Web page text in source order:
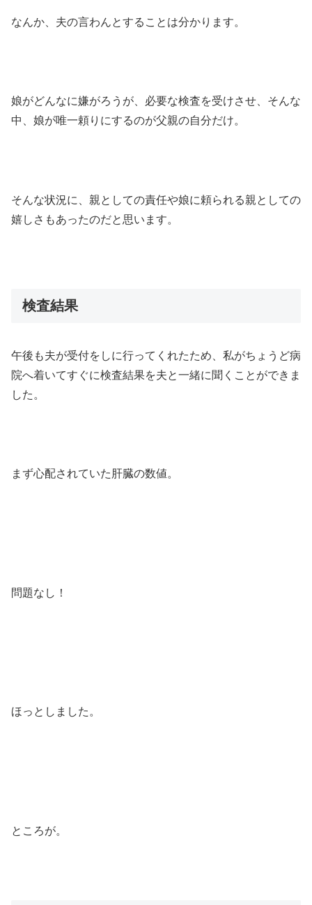
なんか、夫の言わんとすることは分かります。
娘がどんなに嫌がろうが、必要な検査を受けさせ、そんな
中、娘が唯一頼りにするのが父親の自分だけ。
そんな状況に、親としての責任や娘に頼られる親としての
嬉しさもあったのだと思います。
検査結果
午後も夫が受付をしに行ってくれたため、私がちょうど病
院へ着いてすぐに検査結果を夫と一緒に聞くことができま
した。
まず心配されていた肝臓の数値。
問題なし！
ほっとしました。
ところが。